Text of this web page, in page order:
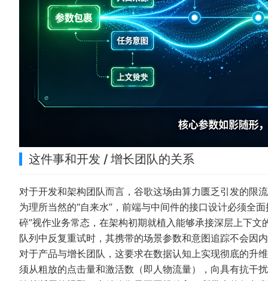
这件事和开发 / 增长团队的关系
对于开发和架构团队而言，谷歌这场由算力匮乏引发的限
为理所当然的“自来水”，前端与中间件的接口设计必须全
碎”视作业务常态，在架构初期就植入能够承接深层上下
队列中反复重试时，其携带的场景参数和意图追踪不会因
对于产品与增长团队，这要求在数据认知上实现彻底的升
须从粗放的点击量和激活数（即人物流量），向具有抗干